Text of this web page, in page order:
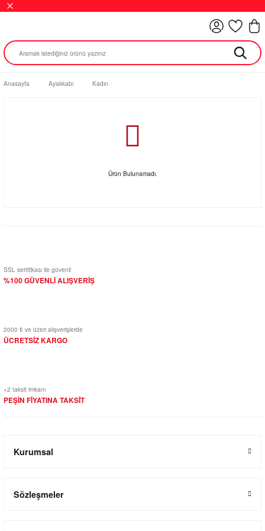
Anasayfa Ayakkabı Kadın
Ürün Bulunamadı.
SSL sertifikası ile güvenli
%100 GÜVENLİ ALIŞVERİŞ
2000 ₺ ve üzeri alışverişlerde
ÜCRETSİZ KARGO
+2 taksit imkanı
PEŞİN FİYATINA TAKSİT
Kurumsal
Sözleşmeler